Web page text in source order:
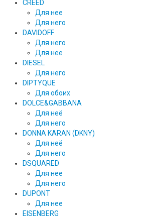
CREED
Для нее
Для него
DAVIDOFF
Для него
Для нее
DIESEL
Для него
DIPTYQUE
Для обоих
DOLCE&GABBANA
Для неё
Для него
DONNA KARAN (DKNY)
Для неё
Для него
DSQUARED
Для нее
Для него
DUPONT
Для нее
EISENBERG